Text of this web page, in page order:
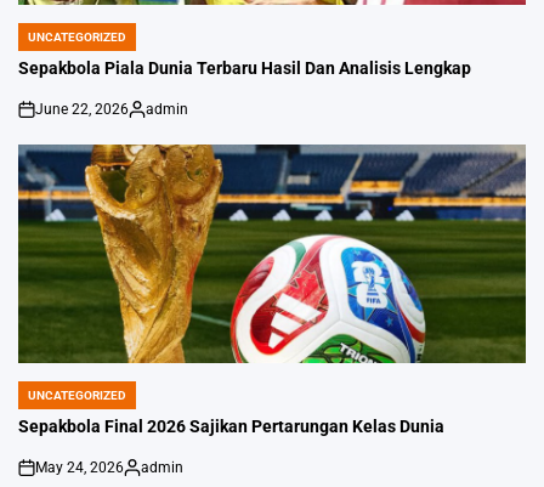
POSTED
IN
UNCATEGORIZED
Sepakbola Piala Dunia Terbaru Hasil Dan Analisis Lengkap
on
June 22, 2026
Posted
admin
POSTED
IN
UNCATEGORIZED
Sepakbola Final 2026 Sajikan Pertarungan Kelas Dunia
on
May 24, 2026
Posted
admin